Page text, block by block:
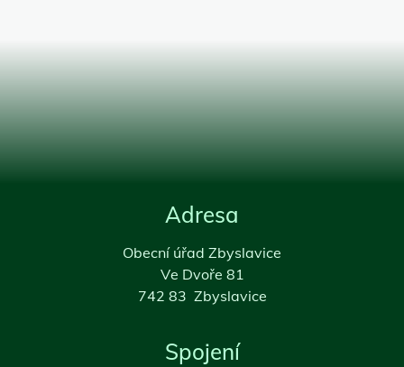
Adresa
Obecní úřad Zbyslavice
Ve Dvoře 81
742 83 Zbyslavice
Spojení